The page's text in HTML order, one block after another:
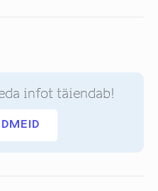
infot täiendab!